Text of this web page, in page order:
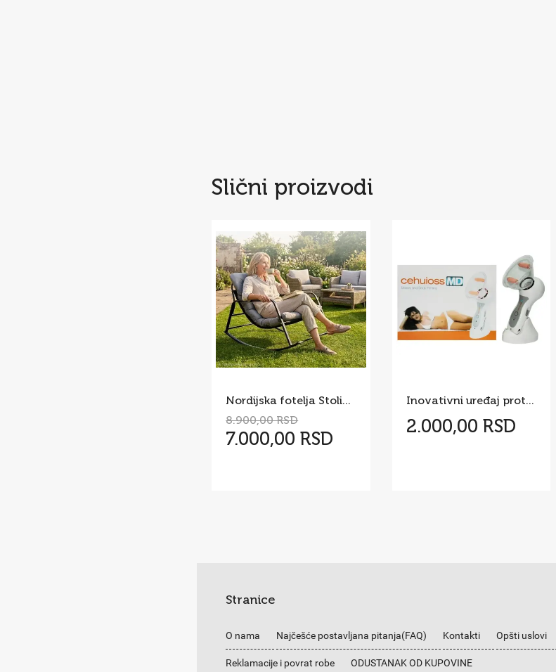
Slični proizvodi
Nordijska fotelja Stolica za ljuljanje
8.900,00 RSD
7.000,00 RSD
Inovativni uređaj protiv celulita Celluless MD
2.000,00 RSD
Stranice
O nama Najčešće postavljana pitanja(FAQ) Kontakti Opšti uslovi
Reklamacije i povrat robe ODUSTANAK OD KUPOVINE